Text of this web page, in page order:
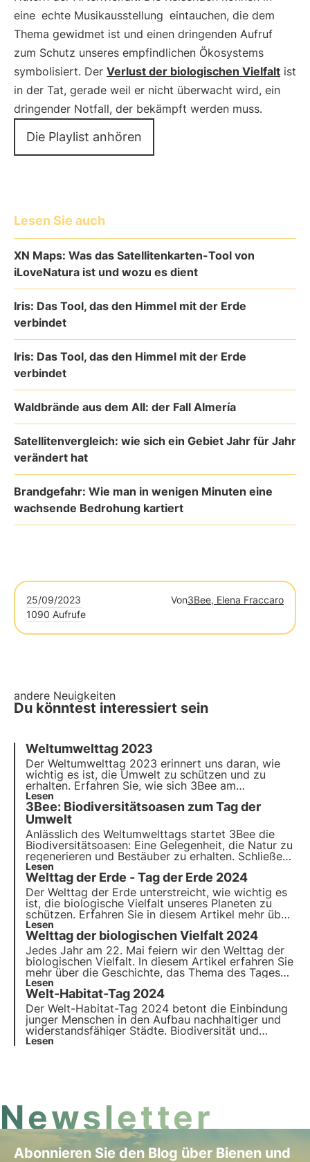
eine echte Musikausstellung eintauchen, die dem
Thema gewidmet ist und einen dringenden Aufruf
zum Schutz unseres empfindlichen Ökosystems
symbolisiert. Der Verlust der biologischen Vielfalt ist
in der Tat, gerade weil er nicht überwacht wird, ein
dringender Notfall, der bekämpft werden muss.
Die Playlist anhören
Lesen Sie auch
XN Maps: Was das Satellitenkarten-Tool von
iLoveNatura ist und wozu es dient
Iris: Das Tool, das den Himmel mit der Erde
verbindet
Iris: Das Tool, das den Himmel mit der Erde
verbindet
Waldbrände aus dem All: der Fall Almería
Satellitenvergleich: wie sich ein Gebiet Jahr für Jahr
verändert hat
Brandgefahr: Wie man in wenigen Minuten eine
wachsende Bedrohung kartiert
25/09/2023 Von3Bee, Elena Fraccaro
1090 Aufrufe
andere Neuigkeiten
Du könntest interessiert sein
Weltumwelttag 2023
Der Weltumwelttag 2023 erinnert uns daran, wie
wichtig es ist, die Umwelt zu schützen und zu
erhalten. Erfahren Sie, wie sich 3Bee am
Weltumwelttag konkret für den Erhalt der Umwelt
und den Schutz der biologischen Vielfalt einsetzt.
Lesen
3Bee: Biodiversitätsoasen zum Tag der
Umwelt
Anlässlich des Weltumwelttags startet 3Bee die
Biodiversitätsoasen: Eine Gelegenheit, die Natur zu
regenerieren und Bestäuber zu erhalten. Schließen
Sie sich uns an und entdecken Sie, wie unsere
Missioninnovative Technologie und
Umweltengagementkombiniert.
Lesen
Welttag der Erde - Tag der Erde 2024
Der Welttag der Erde unterstreicht, wie wichtig es
ist, die biologische Vielfalt unseres Planeten zu
schützen. Erfahren Sie in diesem Artikel mehr über
die Geschichte des Earth Day, das Thema 2024
und das Engagement von 3Bee für die
Überwachung und den Schutz bestäubender
Insekten.
Lesen
Welttag der biologischen Vielfalt 2024
Jedes Jahr am 22. Mai feiern wir den Welttag der
biologischen Vielfalt. In diesem Artikel erfahren Sie
mehr über die Geschichte, das Thema des Tages
2024 und das Engagement von 3Bee für die
Überwachung, den Schutz und die Regeneration
der biologischen Vielfalt.
Lesen
Welt-Habitat-Tag 2024
Der Welt-Habitat-Tag 2024 betont die Einbindung
junger Menschen in den Aufbau nachhaltiger und
widerstandsfähiger Städte. Biodiversität und
Technologie spielen dabei eine Schlüsselrolle. In
Lesen
Newsletter
Abonnieren Sie den Blog über Bienen und